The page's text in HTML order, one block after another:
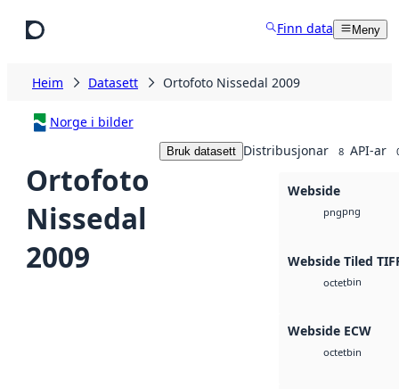
Finn data Meny
Heim Datasett Ortofoto Nissedal 2009
Norge i bilder
Ortofoto
Nissedal
2009
Bruk datasett Distribusjonar 8 API-ar
Webside
pngpng
Webside Tiled
octetbin
Webside ECW
octetbin